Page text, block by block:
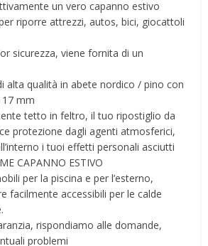
un vero capanno estivo
riporre attrezzi, autos, bici, giocattoli
sicurezza, viene fornita di un
alta qualità in abete nordico / pino con
17 mm
tetto in feltro, il tuo ripostiglio da
protezione dagli agenti atmosferici,
i tuoi effetti personali asciutti
CAPANNO ESTIVO
per la piscina e per l’esterno,
facilmente accessibili per le calde
rispondiamo alle domande,
problemi